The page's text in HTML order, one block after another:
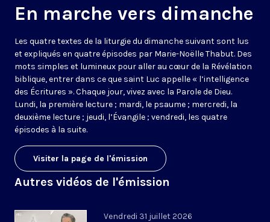
En marche vers dimanche
Les quatre textes de la liturgie du dimanche suivant sont lus
et expliqués en quatre épisodes par Marie-Noëlle Thabut. Des
mots simples et lumineux pour aller au cœur de la Révélation
biblique, entrer dans ce que saint Luc appelle « l’intelligence
des Écritures ». Chaque jour, vivez avec la Parole de Dieu.
Lundi, la première lecture ; mardi, le psaume ; mercredi, la
deuxième lecture ; jeudi, l’Évangile ; vendredi, les quatre
épisodes à la suite.
Visiter la page de l'émission
Autres vidéos de l'émission
Vendredi 31 juillet 2026